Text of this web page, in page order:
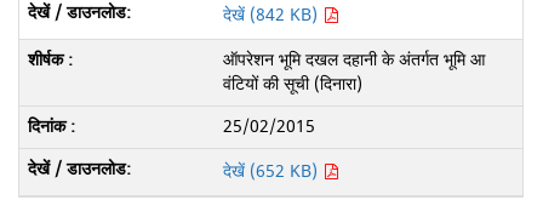
देखें (842 KB)
ऑपरेशन भूमि दखल दहानी के अंतर्गत भूमि आ
वंटियों की सूची (दिनारा)
25/02/2015
देखें (652 KB)